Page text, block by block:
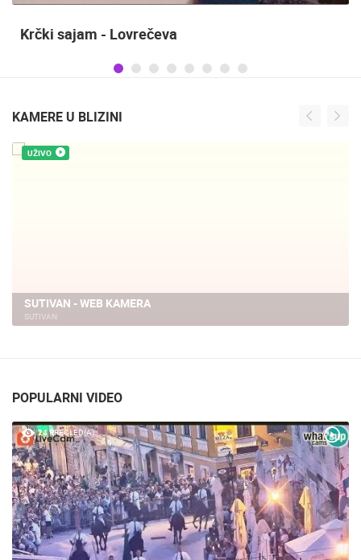
Sinjska alka
KAMERE U BLIZINI
UŽIVO
SUTIVAN - WEB KAMERA
SUTIVAN
POPULARNI VIDEO
24 PREGLED(A)